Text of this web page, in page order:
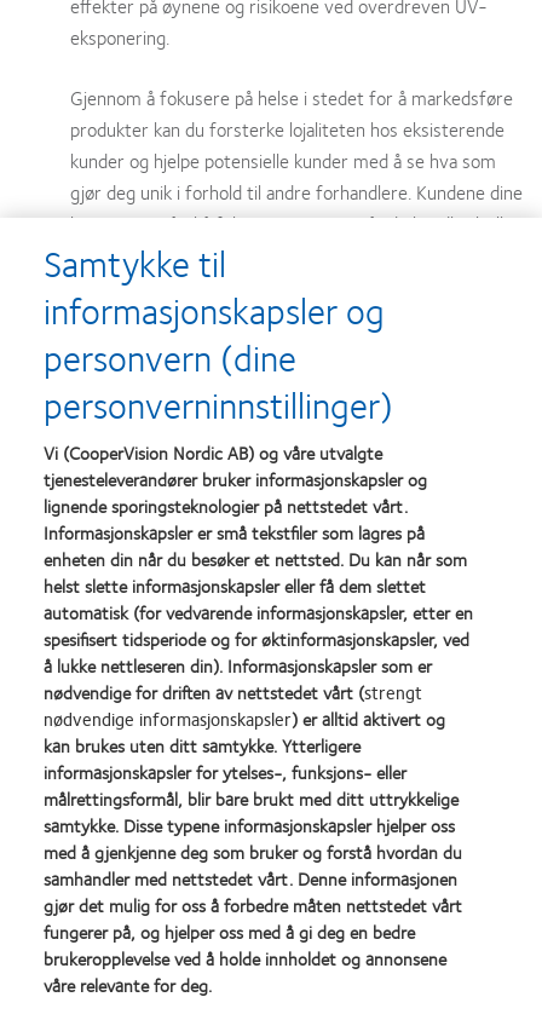
eksponering.
Gjennom å fokusere på helse i stedet for å markedsføre
produkter kan du forsterke lojaliteten hos eksisterende
kunder og hjelpe potensielle kunder med å se hva som
gjør deg unik i forhold til andre forhandlere. Kundene dine
kommer også til å føle seg tryggere når de handler briller
og kontaktlinser hos deg.
Oppmuntre til dialog:Oppfordre dem som leser
kommunikasjonen din, til å stille spørsmål, dele innholdet
med familie og venner og stille nye spørsmål knyttet til
øyehelse. Selv om «samtalen» foregår i det offentlige rom
på Facebook-siden din, vil den styrke bildet av deg som en
aktiv og omtenksom deltaker i kundenes liv i motsetning
til bare en forhandler.
Resirkuler og bruk om igjen:Effektiv digital
markedsføring krever en del arbeid. Men mye av det
innholdet du utarbeider, kan resirkuleres i forskjellige
former og brukes på nytt i tillegg til det nye materialet du
produserer. Noen små endringer er alt som skal til for at
du skal kunne gjenbruke en tekst du har skrevet, som et
nyhetsbrev, en artikkel på nettsidene dine, et innlegg på
Facebook, en tweet eller til og med som del av en video
på YouTube.
Det omsorgsbaserte forholdet du har til de eksisterende
kundene dine – og som du håper å bygge opp til nye kunder – er
trolig en av grunnene til at du en gang bestemte deg for å jobbe
innenfor helsesektoren. Det er også en egenskap som kan gi deg
et overtak på konkurrentene dine i handelsstanden.
Samtykke til
informasjonskapsler og
personvern (dine
personverninnstillinger)
Vi (CooperVision Nordic AB) og våre utvalgte
tjenesteleverandører bruker informasjonskapsler og
lignende sporingsteknologier på nettstedet vårt.
Informasjonskapsler er små tekstfiler som lagres på
enheten din når du besøker et nettsted. Du kan når som
helst slette informasjonskapsler eller få dem slettet
automatisk (for vedvarende informasjonskapsler, etter en
spesifisert tidsperiode og for øktinformasjonskapsler, ved
å lukke nettleseren din). Informasjonskapsler som er
nødvendige for driften av nettstedet vårt (strengt
nødvendige informasjonskapsler) er alltid aktivert og
kan brukes uten ditt samtykke. Ytterligere
informasjonskapsler for ytelses-, funksjons- eller
målrettingsformål, blir bare brukt med ditt uttrykkelige
samtykke. Disse typene informasjonskapsler hjelper oss
med å gjenkjenne deg som bruker og forstå hvordan du
samhandler med nettstedet vårt. Denne informasjonen
gjør det mulig for oss å forbedre måten nettstedet vårt
fungerer på, og hjelper oss med å gi deg en bedre
brukeropplevelse ved å holde innholdet og annonsene
våre relevante for deg.